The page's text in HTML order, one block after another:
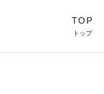
TOP
トップ